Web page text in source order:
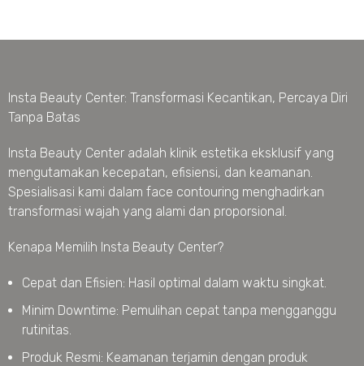
Insta Beauty Center: Transformasi Kecantikan, Percaya Diri
Tanpa Batas
Insta Beauty Center adalah klinik estetika eksklusif yang
mengutamakan kecepatan, efisiensi, dan keamanan.
Spesialisasi kami dalam face contouring menghadirkan
transformasi wajah yang alami dan proporsional.
Kenapa Memilih Insta Beauty Center?
Cepat dan Efisien: Hasil optimal dalam waktu singkat.
Minim Downtime: Pemulihan cepat tanpa mengganggu
rutinitas.
Produk Resmi: Keamanan terjamin dengan produk